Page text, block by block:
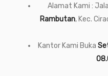
Alamat Kami :
Rambutan, Kec.
Kantor Kami Buka